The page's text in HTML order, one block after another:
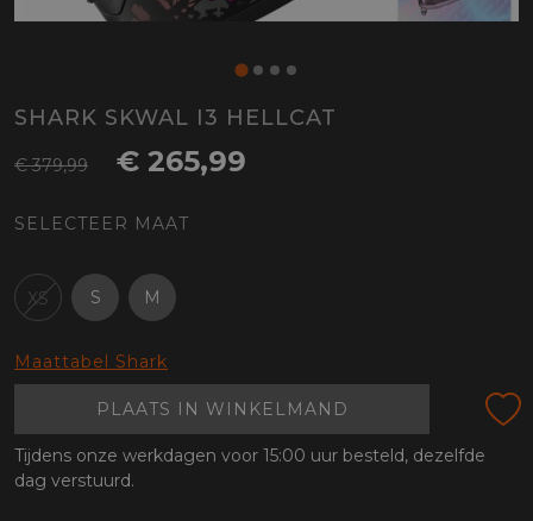
SHARK SKWAL I3 HELLCAT
€ 379,99 € 265,99
SELECTEER MAAT
XS S M
Maattabel Shark
PLAATS IN WINKELMAND
Tijdens onze werkdagen voor 15:00 uur besteld, dezelfde
dag verstuurd.